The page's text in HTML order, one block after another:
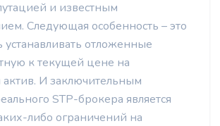
и известным
Следующая особенность – это
устанавливать отложенные
к текущей цене на
И заключительным
STP-брокера является
либо ограничений на